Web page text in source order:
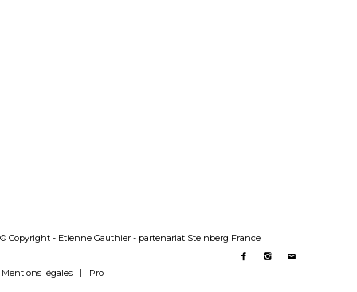
© Copyright - Etienne Gauthier - partenariat Steinberg France
Mentions légales Pro